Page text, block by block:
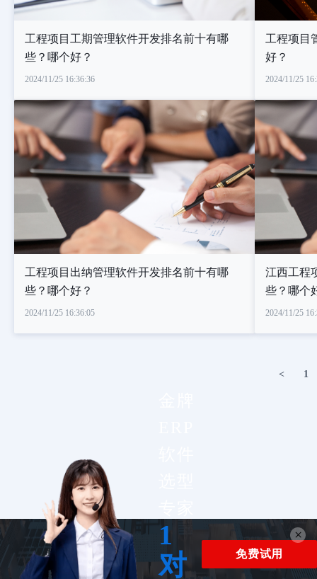
工程项目工期管理软件开发排名前十有哪
些？哪个好？
2024/11/25 16:36:36
工程项目
好？
2024/11/25
工程项目出纳管理软件开发排名前十有哪
些？哪个好？
2024/11/25 16:36:05
江西工程
些？哪个
2024/11/25
< 1
×
1
对
免费试用